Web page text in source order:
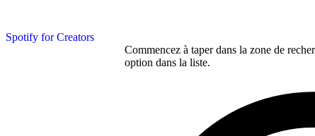
Spotify for Creators
Commencez à taper dans la zone de
option dans la liste.